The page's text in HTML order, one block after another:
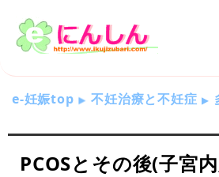
e-妊娠top 不妊治療と不妊症
PCOSとその後(子宮